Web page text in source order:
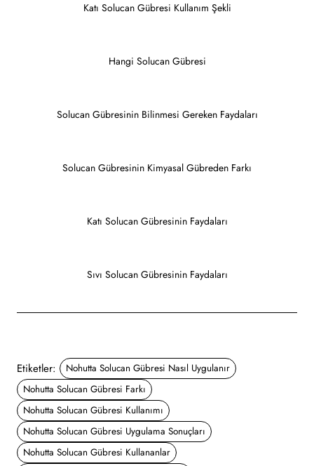
Katı Solucan Gübresi Kullanım Şekli
Hangi Solucan Gübresi
Solucan Gübresinin Bilinmesi Gereken Faydaları
Solucan Gübresinin Kimyasal Gübreden Farkı
Katı Solucan Gübresinin Faydaları
Sıvı Solucan Gübresinin Faydaları
Etiketler:
Nohutta Solucan Gübresi Nasıl Uygulanır
Nohutta Solucan Gübresi Farkı
Nohutta Solucan Gübresi Kullanımı
Nohutta Solucan Gübresi Uygulama Sonuçları
Nohutta Solucan Gübresi Kullananlar